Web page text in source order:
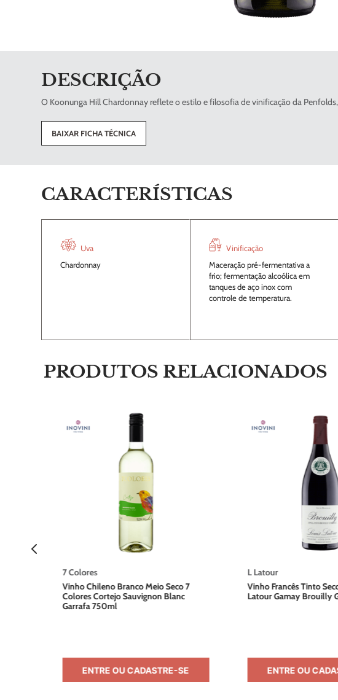
DESCRIÇÃO
O Koonunga Hill Chardonnay reflete o estilo e filosofia de vinificação da
BAIXAR FICHA TÉCNICA
CARACTERÍSTICAS
Uva
Chardonnay
Vinificação
Maceração pré-fermentativa a
frio; fermentação alcoólica em
tanques de aço inox com
controle de temperatura.
PRODUTOS RELACIONADOS
7 Colores
Vinho Chileno Branco Meio Seco 7
Colores Cortejo Sauvignon Blanc
Garrafa 750ml
ENTRE OU CADASTRE-SE
L Latour
Vinho Francês Tinto
Latour Gamay Brouilly
ENTRE OU